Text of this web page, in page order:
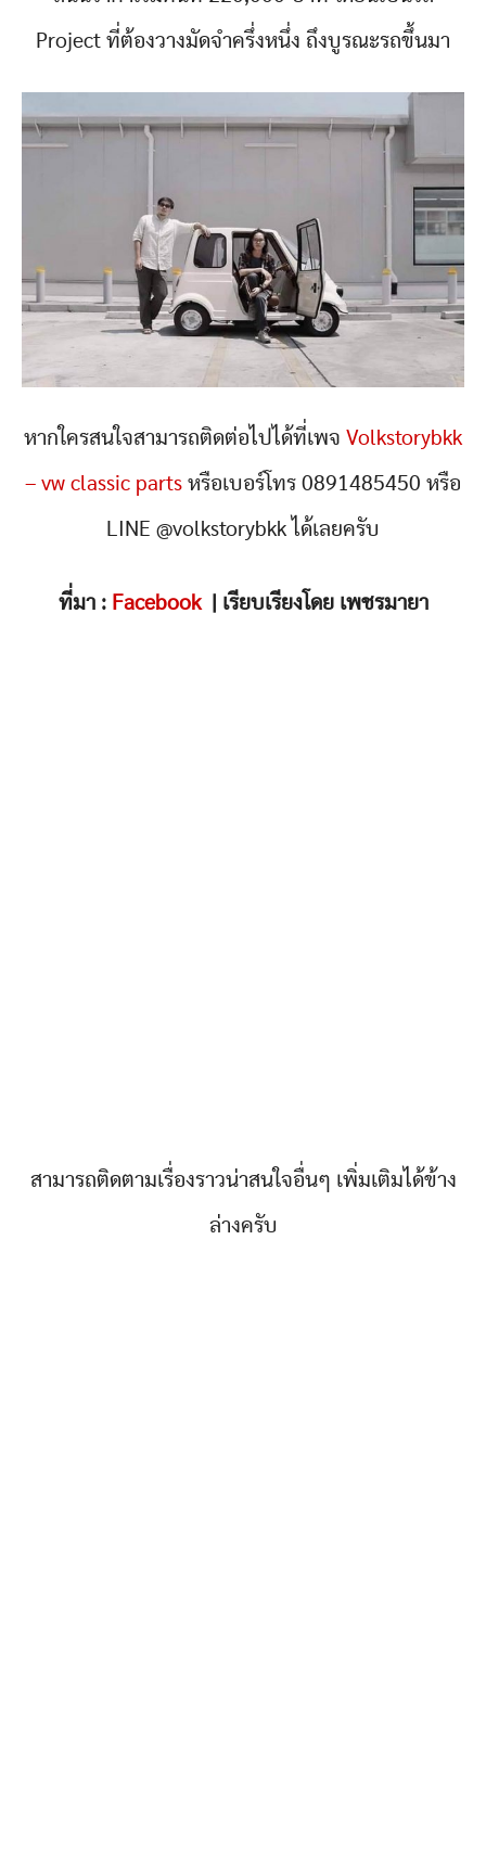
Project ที่ต้องวางมัดจำครึ่งหนึ่ง ถึงบูรณะรถขึ้นมา
หากใครสนใจสามารถติดต่อไปได้ที่เพจ Volkstorybkk
– vw classic parts หรือเบอร์โทร 0891485450 หรือ
LINE @volkstorybkk ได้เลยครับ
ที่มา : Facebook| เรียบเรียงโดย เพชรมายา
สามารถติดตามเรื่องราวน่าสนใจอื่นๆ เพิ่มเติมได้ข้าง
ล่างครับ